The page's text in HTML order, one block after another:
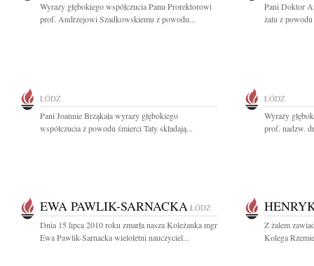
Wyrazy głębokiego współczucia Panu Prorektorowi
prof. Andrzejowi Szadkowskiemu z powodu...
Pani Doktor
żalu z
ŁÓDŹ
Pani Joannie Brząkała wyrazy głębokiego
współczucia z powodu śmierci Taty składają...
ŁÓDŹ
Wyrazy
prof. nadzw.
EWA PAWLIK-SARNACKA ŁÓDŹ
Dnia 15 lipca 2010 roku zmarła nasza Koleżanka mgr
Ewa Pawlik-Sarnacka wieloletni nauczyciel...
Z żalem
Kolega